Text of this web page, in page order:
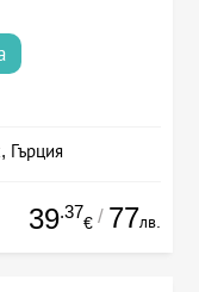
Гърция
39.37
€ / 77лв.